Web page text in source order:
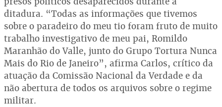
ditadura. “Todas as informações que tivemos
sobre o paradeiro do meu tio foram fruto de muito
trabalho investigativo de meu pai, Romildo
Maranhão do Valle, junto do Grupo Tortura Nunca
Mais do Rio de Janeiro”, afirma Carlos, crítico da
atuação da Comissão Nacional da Verdade e da
não abertura de todos os arquivos sobre o regime
militar.